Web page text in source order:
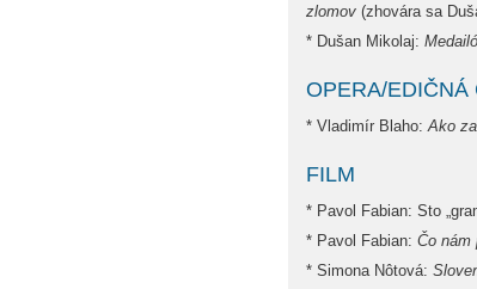
zlomov (zhovára sa
* Dušan Mikolaj:
OPERA/EDIČNÁ
* Vladimír Blaho:Ako
FILM
* Pavol Fabian: Sto
* Pavol Fabian: Čo nám
* Simona Nôtová: